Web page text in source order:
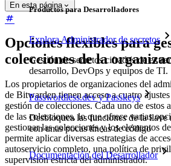
Productos para Desarrolladores
Explora Administrador de secretos
Gestión de secretos cifrados de
desarrollo, DevOps y equipos de TI.
Passwordless.dev y Passkeys
Desbloquea las funciones de la llave
con unas pocas líneas de código
Documentación del Desarrollador
En esta página
Opciones flexibles para
colecciones de la
Los propietarios de organizaciones del
de Bitwarden tienen acceso a cuatro
gestión de colecciones. Cada uno de estos
de las colecciones, lo que ofrece varias
gestionar las colecciones y los elementos
permite aplicar diversas estrategias de
autoservicio completo, una política de
supervisión estricta del administrador.